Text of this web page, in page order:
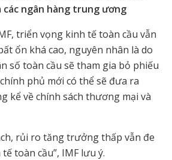
các ngân hàng trung ương
triển vọng kinh tế toàn cầu vẫn
ổn khá cao, nguyên nhân là do
số toàn cầu sẽ tham gia bỏ phiếu
phủ mới có thể sẽ đưa ra
kể về chính sách thương mại và
rủi ro tăng trưởng thấp vẫn đe
toàn cầu”, IMF lưu ý.